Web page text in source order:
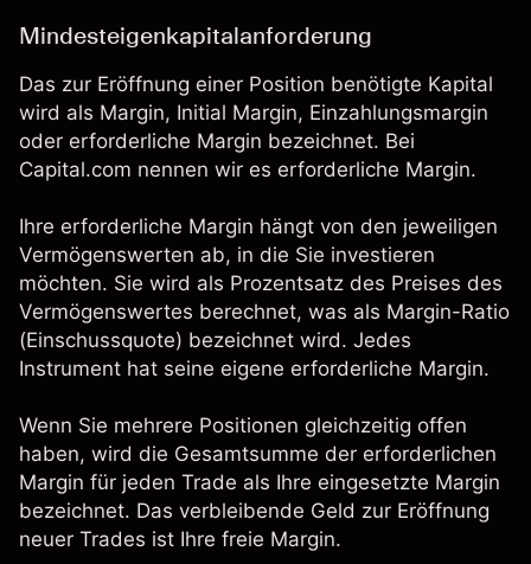
Mindesteigenkapitalanforderung
Das zur Eröffnung einer Position benötigte Kapital
wird als Margin, Initial Margin, Einzahlungsmargin
oder erforderliche Margin bezeichnet. Bei
Capital.com nennen wir es erforderliche Margin.
Ihre erforderliche Margin hängt von den jeweiligen
Vermögenswerten ab, in die Sie investieren
möchten. Sie wird als Prozentsatz des Preises des
Vermögenswertes berechnet, was als Margin-Ratio
(Einschussquote) bezeichnet wird. Jedes
Instrument hat seine eigene erforderliche Margin.
Wenn Sie mehrere Positionen gleichzeitig offen
haben, wird die Gesamtsumme der erforderlichen
Margin für jeden Trade als Ihre eingesetzte Margin
bezeichnet. Das verbleibende Geld zur Eröffnung
neuer Trades ist Ihre freie Margin.